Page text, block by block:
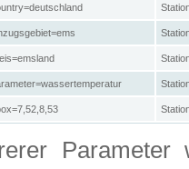
Parameter